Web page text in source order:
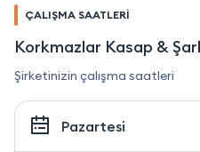
ÇALIŞMA SAATLERİ
Korkmazlar Kasap &
Şirketinizin çalışma saatleri
Pazartesi